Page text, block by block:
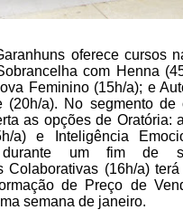
oferece cursos
com Henna
Feminino (15h/a); e
(20h/a). No segmento de
as opções de Oratória:
a) e Inteligência
durante um fim de
Colaborativas (16h/a)
de Preço de
semana de janeiro.